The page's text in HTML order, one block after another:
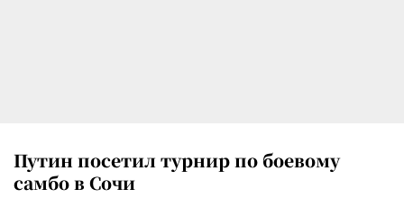
Путин посетил турнир по боевому
самбо в Сочи